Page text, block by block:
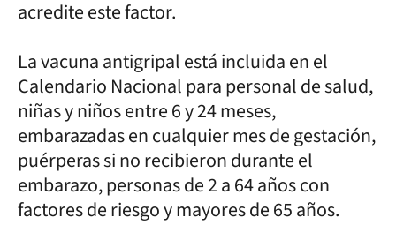
acredite este factor.
La vacuna antigripal está incluida en el
Calendario Nacional para personal de salud,
niñas y niños entre 6 y 24 meses,
embarazadas en cualquier mes de gestación,
puérperas si no recibieron durante el
embarazo, personas de 2 a 64 años con
factores de riesgo y mayores de 65 años.